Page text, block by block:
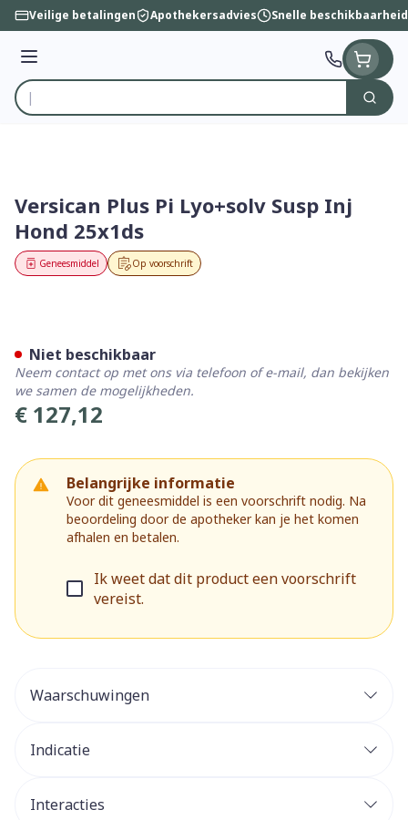
Ga naar de inhoud
Veilige betalingen Apothekersadvies Snelle beschikbaarheid
Menu
Product, merk, categorie...
Zoek
Versican Plus Pi Lyo+solv Susp Inj
Hond 25x1ds
Op voorschrift
Geneesmiddel
€ 127,12
Belangrijke informatie
Voor dit geneesmiddel is een voorschrift nodig. Na
beoordeling door de apotheker kan je het komen
afhalen en betalen.
Ik weet dat dit product een voorschrift
vereist.
Niet beschikbaar
Neem contact op met ons via telefoon of e-mail, dan bekijken
we samen de mogelijkheden.
Waarschuwingen
Indicatie
Interacties